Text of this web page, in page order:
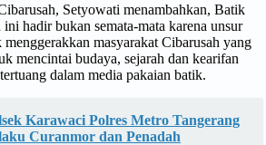
Setyowati menambahkan, Batik
hadir bukan semata-mata karena unsur
masyarakat Cibarusah yang
mencintai budaya, sejarah dan kearifan
dalam media pakaian batik.
Karawaci Polres Metro Tangerang
Curanmor dan Penadah